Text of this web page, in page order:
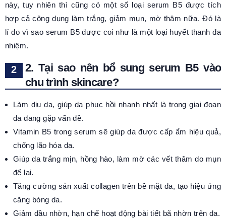
này, tuy nhiên thì cũng có một số loại serum B5 được tích
hợp cả công dụng làm trắng, giảm mụn, mờ thâm nữa. Đó là
lí do vì sao serum B5 được coi như là một loại huyết thanh đa
nhiệm.
2. Tại sao nên bổ sung serum B5 vào
chu trình skincare?
Làm dịu da, giúp da phục hồi nhanh nhất là trong giai đoạn
da đang gặp vấn đề.
Vitamin B5 trong serum sẽ giúp da được cấp ẩm hiệu quả,
chống lão hóa da.
Giúp da trắng mịn, hồng hào, làm mờ các vết thâm do mụn
để lại.
Tăng cường sản xuất collagen trên bề mặt da, tạo hiệu ứng
căng bóng da.
Giảm dầu nhờn, hạn chế hoạt động bài tiết bã nhờn trên da.